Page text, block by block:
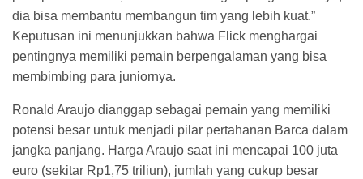
dia bisa membantu membangun tim yang lebih kuat.”
Keputusan ini menunjukkan bahwa Flick menghargai
pentingnya memiliki pemain berpengalaman yang bisa
membimbing para juniornya.
Ronald Araujo dianggap sebagai pemain yang memiliki
potensi besar untuk menjadi pilar pertahanan Barca dalam
jangka panjang. Harga Araujo saat ini mencapai 100 juta
euro (sekitar Rp1,75 triliun), jumlah yang cukup besar